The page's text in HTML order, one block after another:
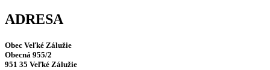
ADRESA
Obec Veľké Zálužie
Obecná 955/2
951 35 Veľké Zálužie